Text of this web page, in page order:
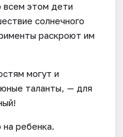
всем этом дети
солнечного
раскроют им
могут и
таланты, — для
ребенка.